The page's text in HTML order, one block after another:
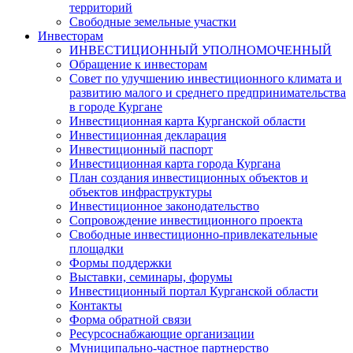
территорий
Свободные земельные участки
Инвесторам
ИНВЕСТИЦИОННЫЙ УПОЛНОМОЧЕННЫЙ
Обращение к инвесторам
Совет по улучшению инвестиционного климата и
развитию малого и среднего предпринимательства
в городе Кургане
Инвестиционная карта Курганской области
Инвестиционная декларация
Инвестиционный паспорт
Инвестиционная карта города Кургана
План создания инвестиционных объектов и
объектов инфраструктуры
Инвестиционное законодательство
Сопровождение инвестиционного проекта
Свободные инвестиционно-привлекательные
площадки
Формы поддержки
Выставки, семинары, форумы
Инвестиционный портал Курганской области
Контакты
Форма обратной связи
Ресурсоснабжающие организации
Муниципально-частное партнерство